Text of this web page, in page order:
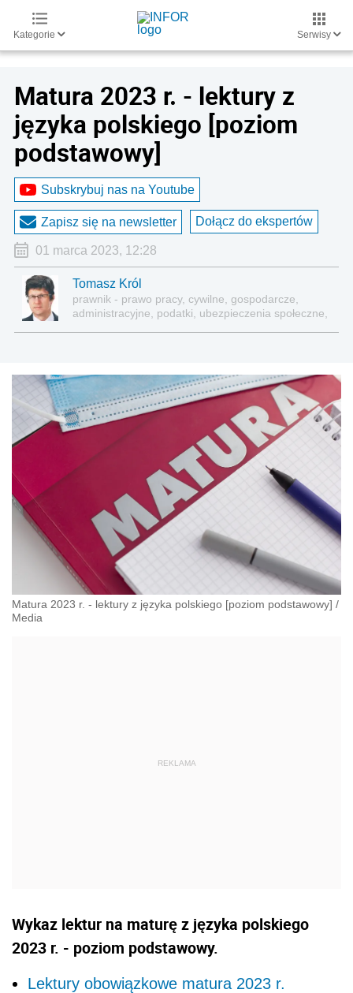
Kategorie Serwisy
Matura 2023 r. - lektury z
języka polskiego [poziom
podstawowy]
Subskrybuj nas na Youtube
Zapisz się na newsletter Dołącz do ekspertów
01 marca 2023, 12:28
Tomasz Król
prawnik - prawo pracy, cywilne, gospodarcze,
administracyjne, podatki, ubezpieczenia społeczne,
Matura 2023 r. - lektury z języka polskiego [poziom podstawowy] /
Media
Wykaz lektur na maturę z języka polskiego
2023 r. - poziom podstawowy.
Lektury obowiązkowe matura 2023 r.